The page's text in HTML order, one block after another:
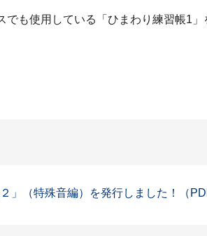
も使用している「ひまわり練習帳1
」（特殊音編）を発行しました！（